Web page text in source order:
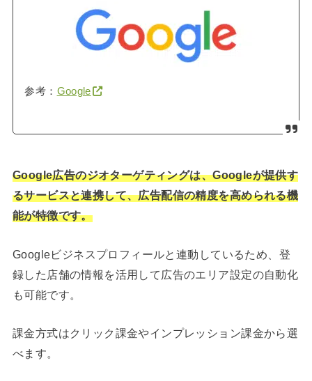
参考： Google
Google広告のジオターゲティングは、Googleが提供す
るサービスと連携して、広告配信の精度を高められる機
能が特徴です。
Googleビジネスプロフィールと連動しているため、登
録した店舗の情報を活用して広告のエリア設定の自動化
も可能です。
課金方式はクリック課金やインプレッション課金から選
べます。